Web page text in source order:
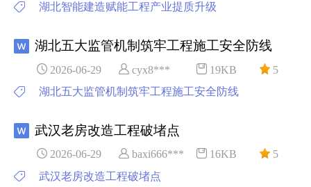
湖北智能建造赋能工程产业提质升级
湖北五大监管机制筑牢工程施工安全防线
2026-06-29 cyx8*** 19KB
5
湖北五大监管机制筑牢工程施工安全防线
武汉老房改造工程破堵点
2026-06-29 baxi666*** 16KB
5
武汉老房改造工程破堵点